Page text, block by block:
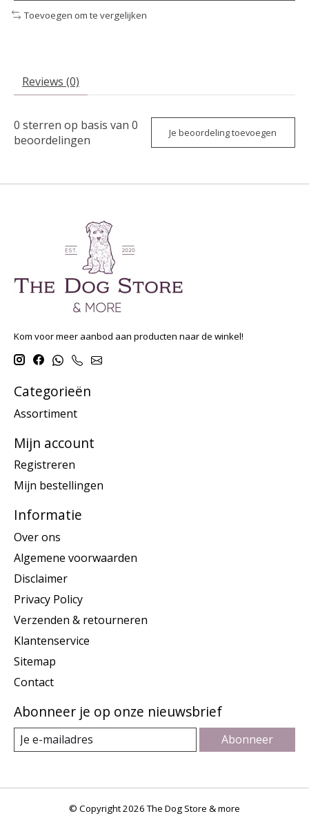
Toevoegen om te vergelijken
Reviews (0)
0 sterren op basis van 0
beoordelingen
Je beoordeling toevoegen
Kom voor meer aanbod aan producten naar de winkel!
Categorieën
Assortiment
Mijn account
Registreren
Mijn bestellingen
Informatie
Over ons
Algemene voorwaarden
Disclaimer
Privacy Policy
Verzenden & retourneren
Klantenservice
Sitemap
Contact
Abonneer je op onze nieuwsbrief
Abonneer
© Copyright 2026 The Dog Store & more